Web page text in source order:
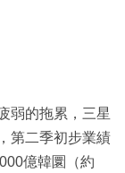
弱的拖累，三星
第二季初步業績
億韓圜（約